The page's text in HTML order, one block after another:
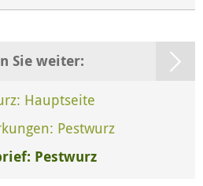
Sie weiter:
Hauptseite
Pestwurz
Pestwurz